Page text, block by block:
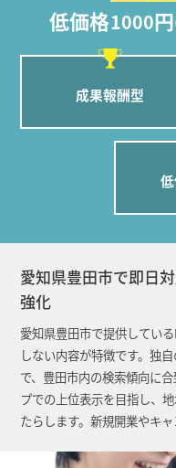
低価格1000
成果報酬型
愛知県豊田市で即日
強化
愛知県豊田市で提供してい
しない内容が特徴です。独
で、豊田市内の検索傾向に
プでの上位表示を目指し、
たらします。新規開業やキ